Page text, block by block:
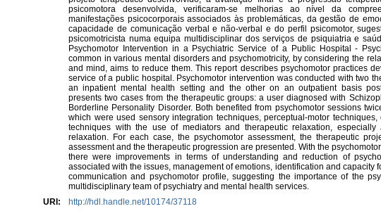
psicomotora desenvolvida, verificaram-se melhorias ao nível da
manifestações psicocorporais associados às problemáticas, da gestão de
capacidade de comunicação verbal e não-verbal e do perfil psicomotor,
psicomotricista numa equipa multidisciplinar dos serviços de psiquiatria e
Psychomotor Intervention in a Psychiatric Service of a Public Hospital -
common in various mental disorders and psychomotricity, by considering the
and mind, aims to reduce them. This report describes psychomotor practices
service of a public hospital. Psychomotor intervention was conducted with two
an inpatient mental health setting and the other on an outpatient basis
presents two cases from the therapeutic groups: a user diagnosed with
Borderline Personality Disorder. Both benefited from psychomotor sessions
which were used sensory integration techniques, perceptual-motor techniques,
techniques with the use of mediators and therapeutic relaxation, especially
relaxation. For each case, the psychomotor assessment, the therapeutic
assessment and the therapeutic progression are presented. With the
there were improvements in terms of understanding and reduction of
associated with the issues, management of emotions, identification and capacity
communication and psychomotor profile, suggesting the importance of the
multidisciplinary team of psychiatry and mental health services.
URI:
http://hdl.handle.net/10174/37118